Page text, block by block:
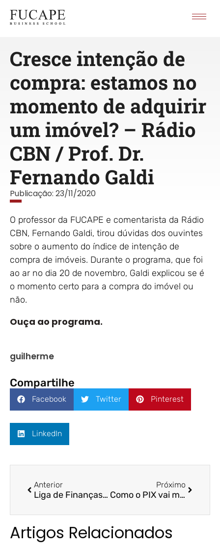
Cresce intenção de
compra: estamos no
momento de adquirir
um imóvel? – Rádio
CBN / Prof. Dr.
Fernando Galdi
Publicação: 23/11/2020
O professor da FUCAPE e comentarista da Rádio
CBN, Fernando Galdi, tirou dúvidas dos ouvintes
sobre o aumento do índice de intenção de
compra de imóveis. Durante o programa, que foi
ao ar no dia 20 de novembro, Galdi explicou se é
o momento certo para a compra do imóvel ou
não.
Ouça ao programa.
guilherme
Compartilhe
Facebook Twitter Pinterest
LinkedIn
Anterior
Liga de Finanças – Jornal A Tribuna
Próximo
Como o PIX vai mudar o mercado imobiliário? – Folha Vitória / Prof. Dr. Fernando Galdi
Artigos Relacionados